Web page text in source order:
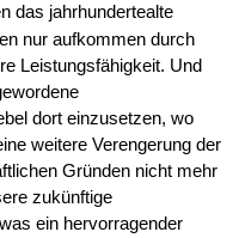
das jahrhundertealte
nur aufkommen durch
Leistungsfähigkeit. Und
dort einzusetzen, wo
weitere Verengerung der
Gründen nicht mehr
zukünftige
ein hervorragender